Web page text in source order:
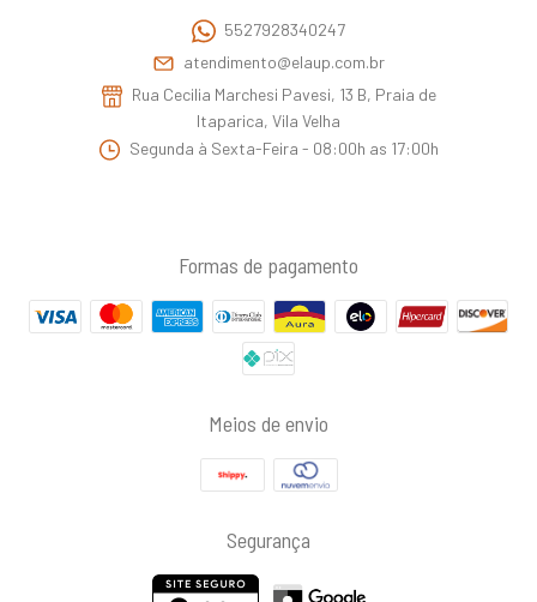
5527928340247
atendimento@elaup.com.br
Rua Cecilia Marchesi Pavesi, 13 B, Praia de
Itaparica, Vila Velha
Segunda à Sexta-Feira - 08:00h as 17:00h
Formas de pagamento
Meios de envio
Segurança